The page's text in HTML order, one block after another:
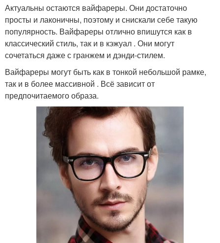
Актуальны остаются вайфареры. Они достаточно
просты и лаконичны, поэтому и снискали себе такую
популярность. Вайфареры отлично впишутся как в
классический стиль, так и в кэжуал . Они могут
сочетаться даже с гранжем и дэнди-стилем.
Вайфареры могут быть как в тонкой небольшой рамке,
так и в более массивной . Всё зависит от
предпочитаемого образа.